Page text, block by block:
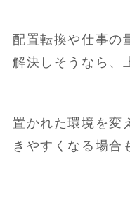
配置転換や仕事の
解決しそうなら、
置かれた環境を変
きやすくなる場合